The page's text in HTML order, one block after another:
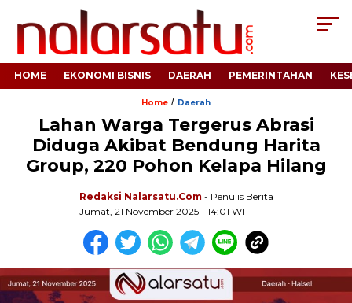
HOME EKONOMI BISNIS DAERAH PEMERINTAHAN
Home / Daerah
Lahan Warga Tergerus Abrasi
Diduga Akibat Bendung Harita
Group, 220 Pohon Kelapa Hilang
Redaksi Nalarsatu.com - Penulis Berita
Jumat, 21 November 2025 - 14:01 WIT